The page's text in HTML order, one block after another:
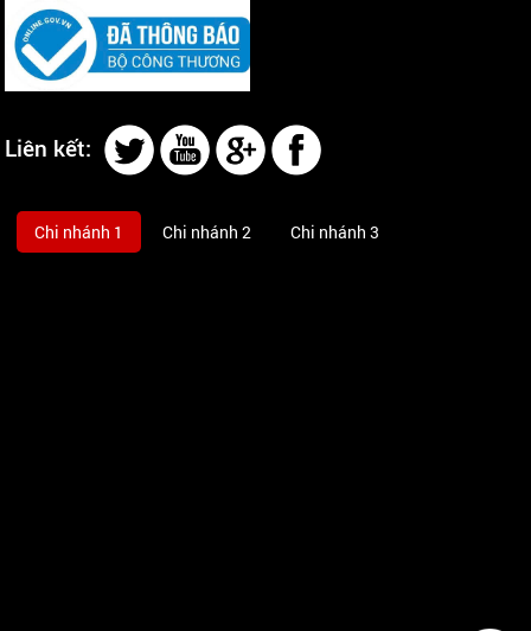
Liên kết:
Chi nhánh 1 Chi nhánh 2 Chi nhánh 3